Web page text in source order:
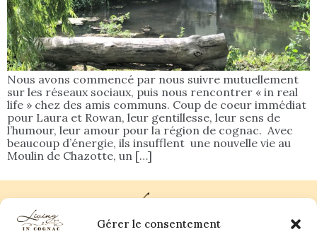
Gérer le consentement
Nous avons commencé par nous suivre mutuellement
sur les réseaux sociaux, puis nous rencontrer « in real
life » chez des amis communs. Coup de coeur immédiat
pour Laura et Rowan, leur gentillesse, leur sens de
l’humour, leur amour pour la région de cognac. Avec
beaucoup d’énergie, ils insufflent une nouvelle vie au
Moulin de Chazotte, un […]